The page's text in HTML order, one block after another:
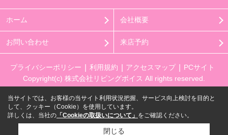
ホーム 会社概要
お問い合わせ 来店予約
プライバシーポリシー 利用規約 アクセスマップ
PCサイト
Copyright(c) 株式会社リビングボイス All rights reserved.
当サイトでは、お客様の当サイト利用状況把握、サービス向上検討を目的と
して、クッキー（Cookie）を使用しています。
詳しくは、当社の 「Cookieの取扱いについて」 をご確認ください。
閉じる